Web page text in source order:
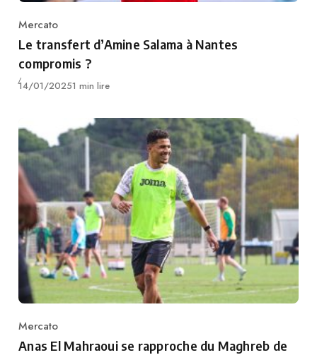
Category
Mercato
Le transfert d’Amine Salama à Nantes
compromis ?
Publié
14/01/20251 min lire
Category
Mercato
Anas El Mahraoui se rapproche du Maghreb de